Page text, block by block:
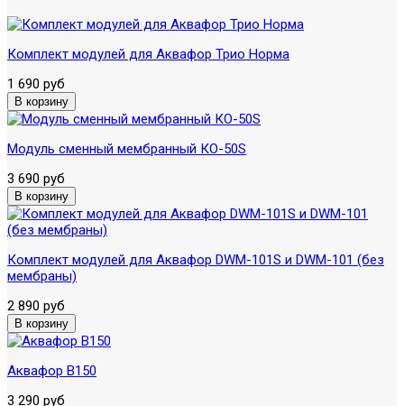
Комплект модулей для Аквафор Трио Норма
1 690 руб
Модуль сменный мембранный КО-50S
3 690 руб
Комплект модулей для Аквафор DWM-101S и DWM-101 (без
мембраны)
2 890 руб
Аквафор В150
3 290 руб